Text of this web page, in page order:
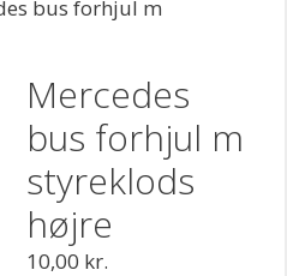
bus forhjul m
Mercedes
bus forhjul m
styreklods
højre
10,00 kr.